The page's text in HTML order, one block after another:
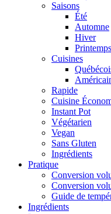
Saisons
Été
Automne
Hiver
Printemps
Cuisines
Rapide
Cuisine
Instant Pot
Végétarien
Vegan
Sans Gluten
Ingrédients
Pratique
Conversion
Conversion
Guide de
Ingrédients